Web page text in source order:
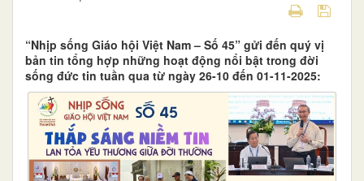
“Nhịp sống Giáo hội Việt Nam – Số 45” gửi đến quý vị
bản tin tổng hợp những hoạt động nổi bật trong đời
sống đức tin tuần qua từ ngày 26-10 đến 01-11-2025: